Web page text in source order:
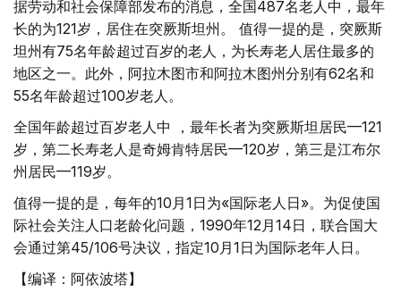
据劳动和社会保障部发布的消息，全国487名老人中，最年
长的为121岁，居住在突厥斯坦州。 值得一提的是，突厥斯
坦州有75名年龄超过百岁的老人，为长寿老人居住最多的
地区之一。此外，阿拉木图市和阿拉木图州分别有62名和
55名年龄超过100岁老人。
全国年龄超过百岁老人中 ，最年长者为突厥斯坦居民—121
岁，第二长寿老人是奇姆肯特居民—120岁，第三是江布尔
州居民—119岁。
值得一提的是，每年的10月1日为«国际老人日»。为促使国
际社会关注人口老龄化问题，1990年12月14日，联合国大
会通过第45/106号决议，指定10月1日为国际老年人日。
【编译：阿依波塔】